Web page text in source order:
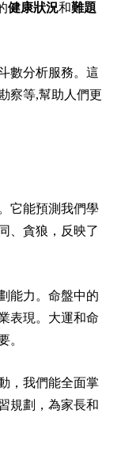
健康狀況和難題
數分析服務。這
察等,幫助人們更
它能預測我們學
、貪狼，反映了
能力。命盤中的
表現。大運和命
。
，我們能全面掌
規劃，為家長和